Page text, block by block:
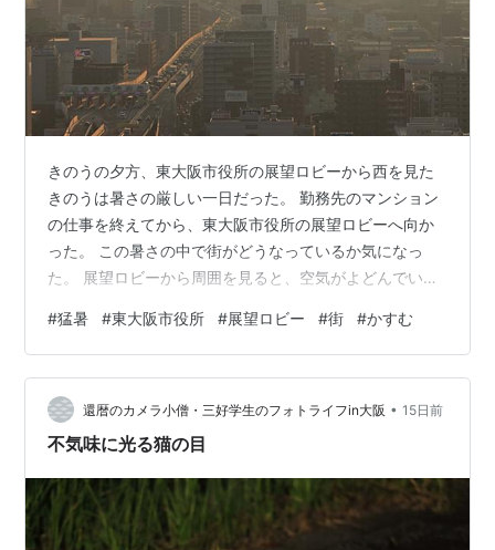
きのうの夕方、東大阪市役所の展望ロビーから西を見た
きのうは暑さの厳しい一日だった。 勤務先のマンション
の仕事を終えてから、東大阪市役所の展望ロビーへ向か
った。 この暑さの中で街がどうなっているか気になっ
た。 展望ロビーから周囲を見ると、空気がよどんでい
大阪市中心部の高層ビル街はぼんやりと見えているだけ
だった。 「街がかすむ暑さなんだ」と驚きながらカメラ
を構えた。 あべのハルカスもかすんでいた 街の上に浮か
んだ夕日。右下にある六甲山は見えなかった
#猛暑 #東大阪市役所 #展望ロビー #街 #かすむ
還暦のカメラ小僧・三好学生のフォトライフin大阪 • 15日前
不気味に光る猫の目